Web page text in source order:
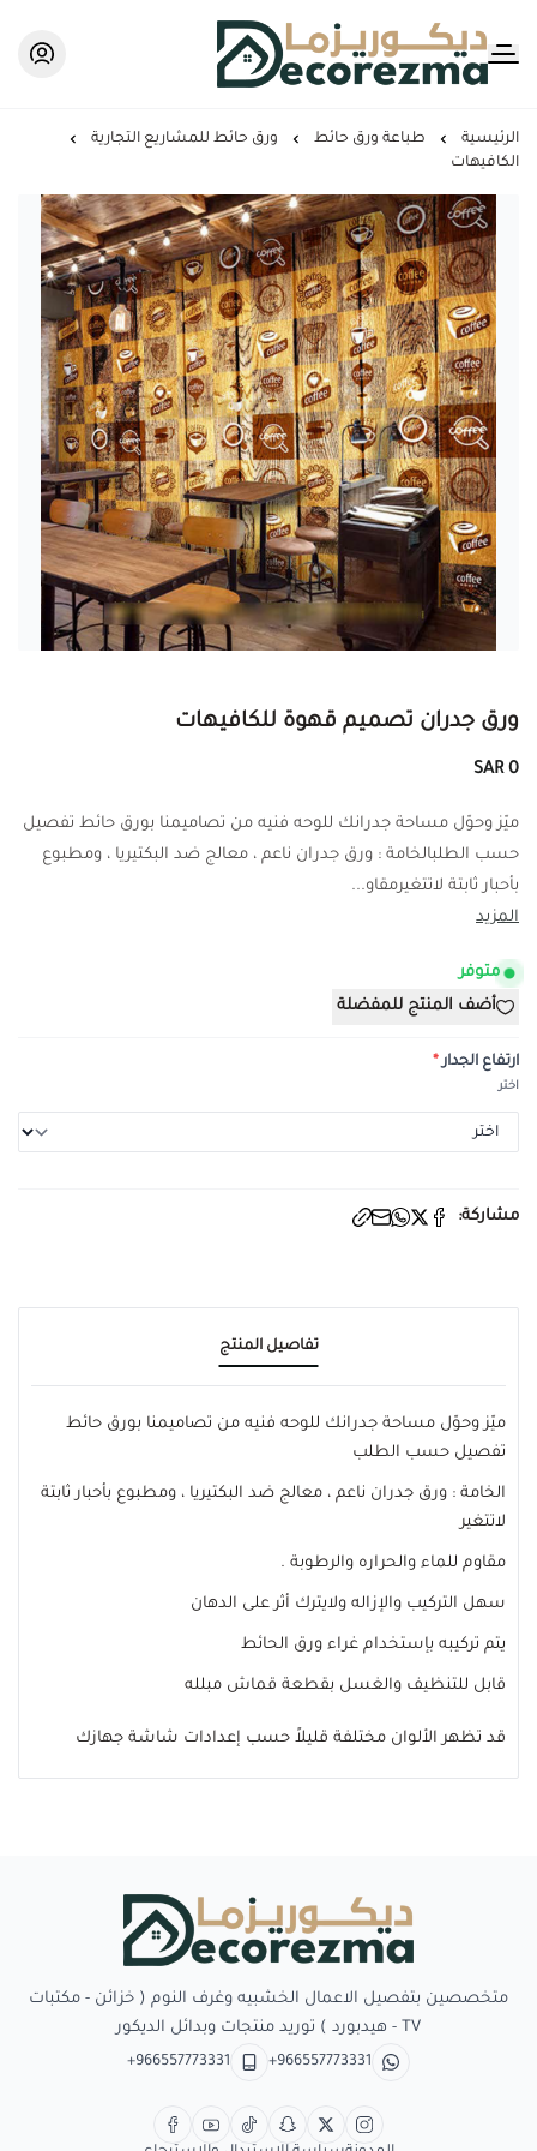
Decorezma
الرئيسية طباعة ورق حائط
ورق حائط للمشاريع التجارية
الكافيهات
ورق جدران تصميم قهوة للكافيهات
0 SAR
ميّز وحوّل مساحة جدرانك للوحه فنيه من تصاميمنا بورق حائط تفصيل
حسب الطلبالخامة : ورق جدران ناعم ، معالج ضد البكتيريا ، ومطبوع
بأحبار ثابتة لاتتغيرمقاو...
المزيد
متوفر
أضف المنتج للمفضلة
ارتفاع الجدار*
اختر
مشاركة:
تفاصيل المنتج
ميّز وحوّل مساحة جدرانك للوحه فنيه من تصاميمنا بورق حائط
تفصيل حسب الطلب
الخامة : ورق جدران ناعم ، معالج ضد البكتيريا ، ومطبوع بأحبار ثابتة
لاتتغير
مقاوم للماء والحراره والرطوبة .
سهل التركيب والإزاله ولايترك أثر على الدهان
يتم تركيبه بإستخدام غراء ورق الحائط
قابل للتنظيف والغسل بقطعة قماش مبلله
قد تظهر الألوان مختلفة قليلاً حسب إعدادات شاشة جهازك
متخصصين بتفصيل الاعمال الخشبيه وغرف النوم ( خزائن - مكتبات
TV - هيدبورد ) توريد منتجات وبدائل الديكور
+966557773331
+966557773331